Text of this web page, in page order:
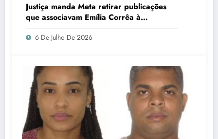
Justiça manda Meta retirar publicações
que associavam Emília Corrêa à
corrupção e identificar responsáveis
6 De Julho De 2026